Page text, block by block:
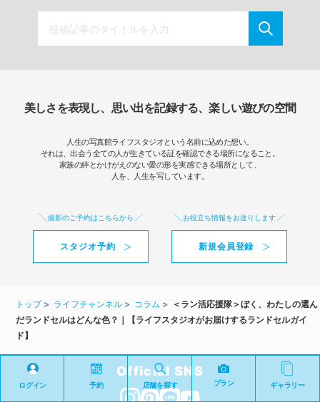
ログイン 予約 店舗を探す プラン ギャラリー
美しさを表現し、思い出を記録する、楽しい遊びの空間
人生の写真館ライフスタジオという名前に込めた想い。
それは、出会う全ての人が生きている証を確認できる場所になること。
家族の絆とかけがえのない愛の形を実感できる場所として、
人を、人生を写しています。
撮影のご予約はこちらから
スタジオ予約
お役立ち情報をお送りします
新規会員登録
トップ ライフチャンネル コラム
＜ラン活応援隊＞ぼく、わたしの選ん
だランドセルはどんな色？｜【ライフスタジオがお届けするランドセルガイ
ド】
Official SNS